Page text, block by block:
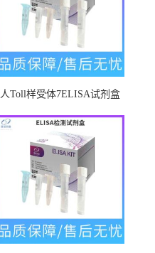
人Toll样受体7ELISA试剂盒